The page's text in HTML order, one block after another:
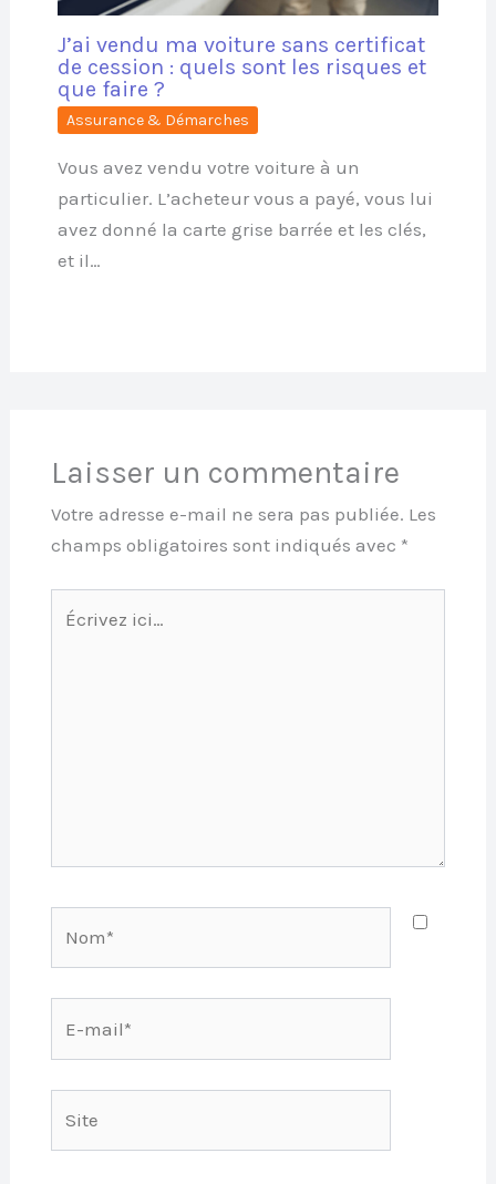
J’ai vendu ma voiture sans certificat
de cession : quels sont les risques et
que faire ?
Assurance & Démarches
Vous avez vendu votre voiture à un
particulier. L’acheteur vous a payé, vous lui
avez donné la carte grise barrée et les clés,
et il…
Laisser un commentaire
Votre adresse e-mail ne sera pas publiée. Les
champs obligatoires sont indiqués avec *